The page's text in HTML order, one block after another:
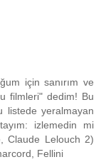
için sanırım ve
filmleri" dedim! Bu
listede yeralmayan
izlemedin mi
Claude Lelouch 2)
Fellini